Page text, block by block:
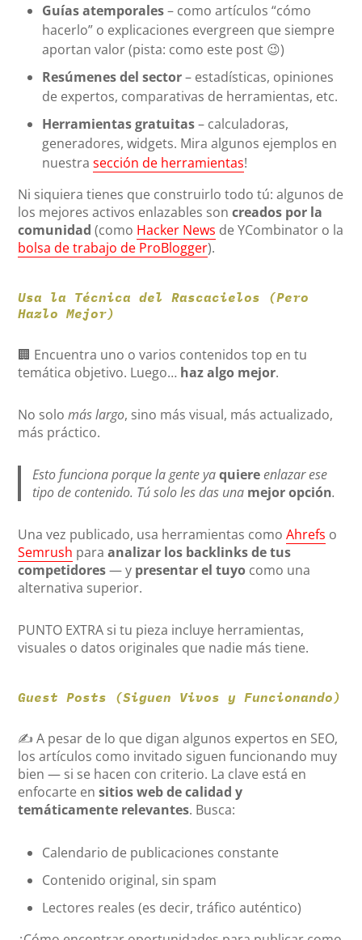
Guías atemporales– como artículos “cómo
hacerlo” o explicaciones evergreen que siempre
aportan valor (pista: como este post 😉)
Resúmenes del sector– estadísticas, opiniones
de expertos, comparativas de herramientas, etc.
Herramientas gratuitas– calculadoras,
generadores, widgets. Mira algunos ejemplos en
nuestrasección de herramientas!
Ni siquiera tienes que construirlo todo tú: algunos de
los mejores activos enlazables soncreados por la
comunidad (como Hacker News de YCombinator o la
bolsa de trabajo de ProBlogger).
Usa la Técnica del Rascacielos (Pero
Hazlo Mejor)
🏢 Encuentra uno o varios contenidos top en tu
temática objetivo. Luego… haz algo mejor.
No solomás largo, sino más visual, más actualizado,
más práctico.
Esto funciona porque la gente yaquiereenlazar ese
tipo de contenido. Tú solo les das una mejor opción.
Una vez publicado, usa herramientas comoAhrefs o
Semrush paraanalizar los backlinks de tus
competidores— y presentar el tuyo como una
alternativa superior.
PUNTO EXTRA si tu pieza incluye herramientas,
visuales o datos originales que nadie más tiene.
Guest Posts (Siguen Vivos y Funcionando)
✍️ A pesar de lo que digan algunos expertos en SEO,
los artículos como invitado siguen funcionando muy
bien — si se hacen con criterio. La clave está en
enfocarte ensitios web de calidad y
temáticamente relevantes. Busca:
Calendario de publicaciones constante
Contenido original, sin spam
Lectores reales (es decir, tráfico auténtico)